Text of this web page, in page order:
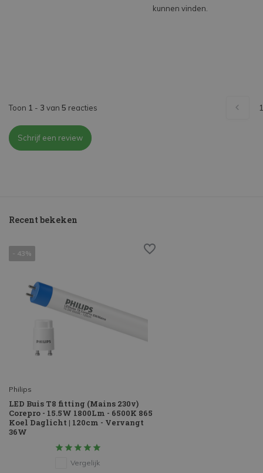
kunnen vinden.
Toon 1 - 3 van 5 reacties 1
Schrijf een review
Recent bekeken
- 43%
Philips
LED Buis T8 fitting (Mains 230v)
Corepro - 15.5W 1800Lm - 6500K 865
Koel Daglicht | 120cm - Vervangt
36W
Vergelijk